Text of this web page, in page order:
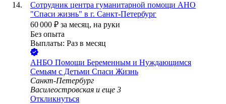
Сотрудник центра гуманитарной помощи АНО
"Спаси жизнь" в г. Санкт-Петербург
60 000 ₽ за месяц, на руки
Без опыта
Выплаты: Раз в месяц
АНБО Помощи Беременным и Нуждающимся
Семьям с Детьми Спаси Жизнь
Санкт-Петербург
Василеостровская и еще 3
Откликнуться